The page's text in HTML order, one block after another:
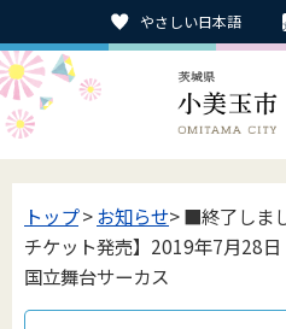
やさしい日本語
トップ>お知らせ> ■終了しま
チケット発売】2019年7月28
国立舞台サーカス